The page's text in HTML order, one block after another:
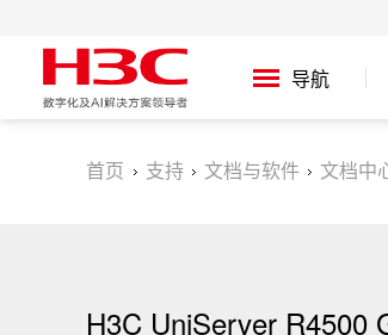
导航
首页 支持 文档与软件 文档中
H3C UniServer R4500